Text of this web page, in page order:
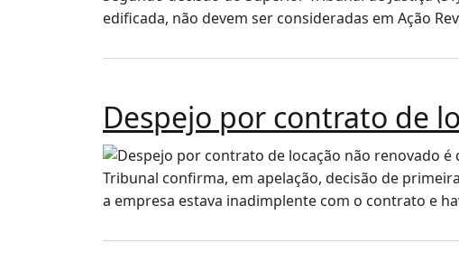
edificada, não devem ser consideradas em Ação
Despejo por contrato de
Tribunal confirma, em apelação, decisão de
a empresa estava inadimplente com o contrato e